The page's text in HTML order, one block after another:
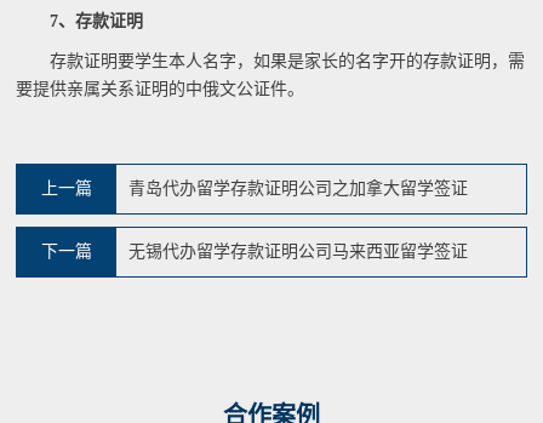
7、存款证明
存款证明要学生本人名字，如果是家长的名字开的存款证明，需
要提供亲属关系证明的中俄文公证件。
上一篇 青岛代办留学存款证明公司之加拿大留学签证
无锡代办留学存款证明公司马来西亚留学签证
下一篇
合作案例